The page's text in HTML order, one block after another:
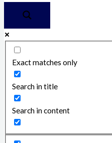
Exact matches only
Search in title
Search in content